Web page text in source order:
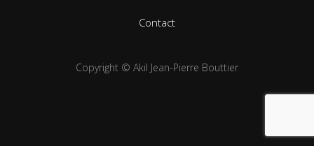
Contact
Copyright © Akil Jean-Pierre Bouttier